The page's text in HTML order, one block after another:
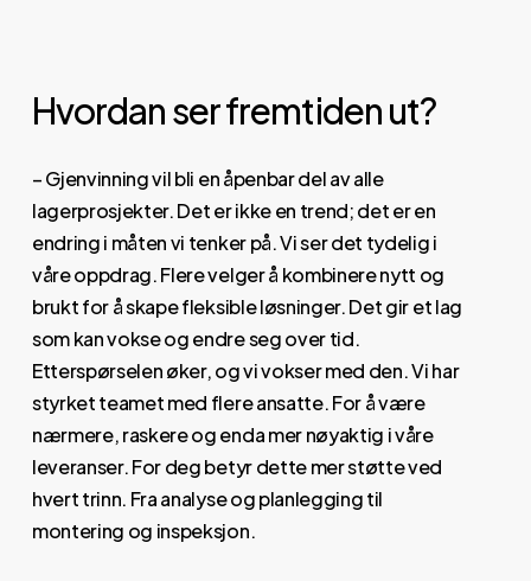
Hvordan ser fremtiden ut?
– Gjenvinning vil bli en åpenbar del av alle
lagerprosjekter. Det er ikke en trend; det er en
endring i måten vi tenker på. Vi ser det tydelig i
våre oppdrag. Flere velger å kombinere nytt og
brukt for å skape fleksible løsninger. Det gir et lag
som kan vokse og endre seg over tid.
Etterspørselen øker, og vi vokser med den. Vi har
styrket teamet med flere ansatte. For å være
nærmere, raskere og enda mer nøyaktig i våre
leveranser. For deg betyr dette mer støtte ved
hvert trinn. Fra analyse og planlegging til
montering og inspeksjon.